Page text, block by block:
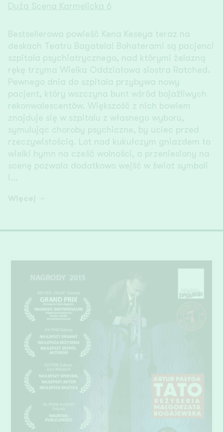
Duża Scena Karmelicka 6
Bestsellerowa powieść Kena Keseya teraz na
deskach Teatru Bagatela! Bohaterami są pacjenci
szpitala psychiatrycznego, nad którymi żelazną
rękę trzyma Wielka Oddziałowa siostra Ratched.
Pewnego dnia do szpitala przybywa nowy
pacjent, który wszczyna bunt wśród bojaźliwych
rekonwalescentów. Większość z nich bowiem
znajduje się w szpitalu z własnego wyboru,
symulując choroby psychiczne, by uciec przed
rzeczywistością. Lot nad kukułczym gniazdem to
wielki hymn na cześć wolności, a przeniesiony na
scenę pozwala dodatkowo wejść w świat symboli
i...